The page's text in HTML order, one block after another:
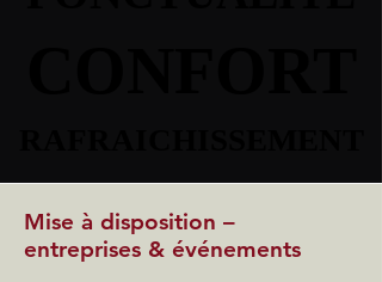
Mise à disposition –
entreprises & événements